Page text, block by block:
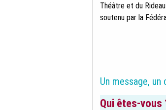
Théâtre et du
soutenu par la
Un message, un
Qui êtes-vous